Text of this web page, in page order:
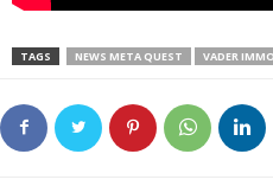
TAGS NEWS META QUEST VADER